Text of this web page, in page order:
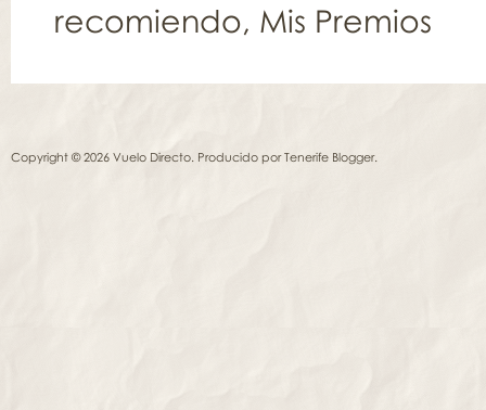
recomiendo, Mis Premios
Copyright © 2026 Vuelo Directo. Producido porTenerife Blogger.